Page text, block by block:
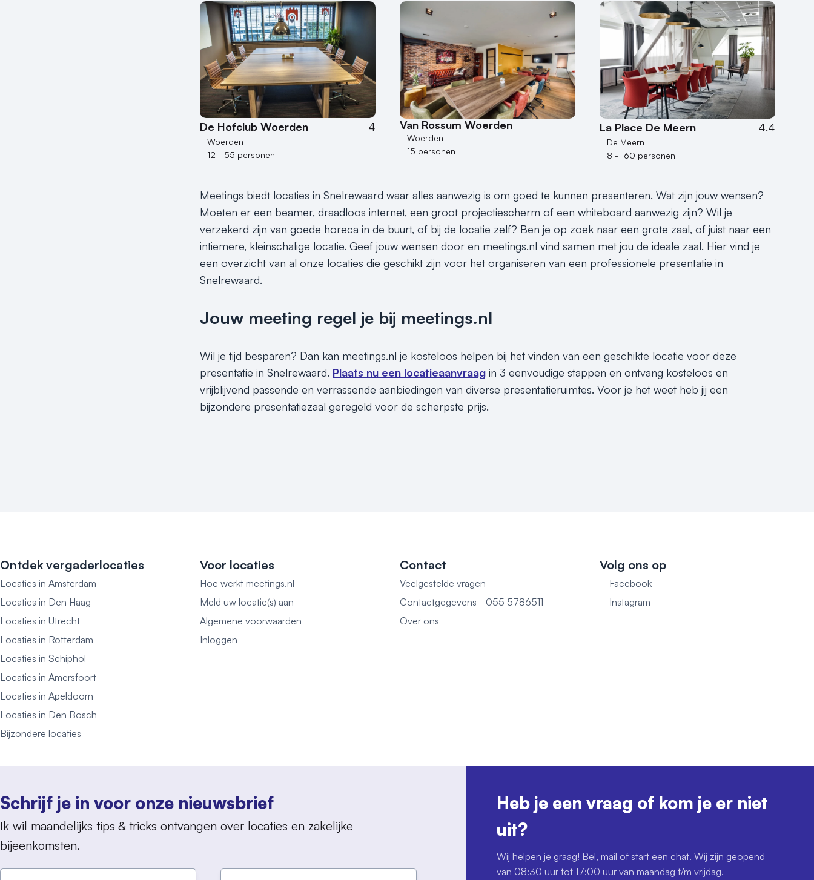
De Hofclub Woerden 4
Woerden
12 - 55 personen
Van Rossum Woerden
Woerden
15 personen
La Place De Meern 4.4
De Meern
8 - 160 personen
Meetings biedt locaties in Snelrewaard waar alles aanwezig is om goed te kunnen presenteren. Wat zijn jouw wensen?
Moeten er een beamer, draadloos internet, een groot projectiescherm of een whiteboard aanwezig zijn? Wil je
verzekerd zijn van goede horeca in de buurt, of bij de locatie zelf? Ben je op zoek naar een grote zaal, of juist naar een
intiemere, kleinschalige locatie. Geef jouw wensen door en meetings.nl vind samen met jou de ideale zaal. Hier vind je
een overzicht van al onze locaties die geschikt zijn voor het organiseren van een professionele presentatie in
Snelrewaard.
Jouw meeting regel je bij meetings.nl
Wil je tijd besparen? Dan kan meetings.nl je kosteloos helpen bij het vinden van een geschikte locatie voor deze
presentatie in Snelrewaard. Plaats nu een locatieaanvraag in 3 eenvoudige stappen en ontvang kosteloos en
vrijblijvend passende en verrassende aanbiedingen van diverse presentatieruimtes. Voor je het weet heb jij een
bijzondere presentatiezaal geregeld voor de scherpste prijs.
Ontdek vergaderlocaties
Locaties in Amsterdam
Locaties in Den Haag
Locaties in Utrecht
Locaties in Rotterdam
Locaties in Schiphol
Locaties in Amersfoort
Locaties in Apeldoorn
Locaties in Den Bosch
Bijzondere locaties
Voor locaties
Hoe werkt meetings.nl
Meld uw locatie(s) aan
Algemene voorwaarden
Inloggen
Contact
Veelgestelde vragen
Contactgegevens - 055 5786511
Over ons
Volg ons op
Facebook
Instagram
Schrijf je in voor onze nieuwsbrief
Ik wil maandelijks tips & tricks ontvangen over locaties en zakelijke
bijeenkomsten.
Heb je een vraag of kom je er niet
uit?
Wij helpen je graag! Bel, mail of start een chat. Wij zijn geopend
van 08:30 uur tot 17:00 uur van maandag t/m vrijdag.